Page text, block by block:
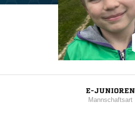
E-JUNIOREN
Mannschaftsart